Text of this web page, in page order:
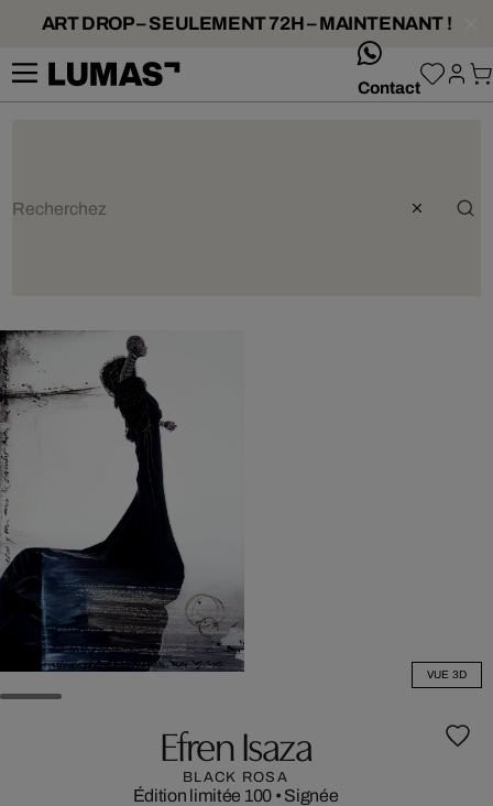
ART DROP – SEULEMENT 72H – MAINTENANT !
Contact
VUE 3D
Efren Isaza
BLACK ROSA
Édition limitée 100 • Signée